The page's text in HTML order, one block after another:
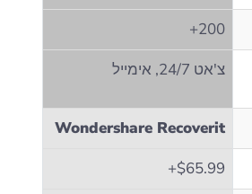
200+
צ'אט 24/7, אימייל
Wondershare Recoverit
$65.99+